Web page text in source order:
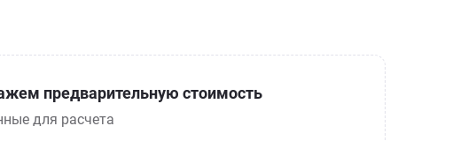
предварительную стоимость
для расчета